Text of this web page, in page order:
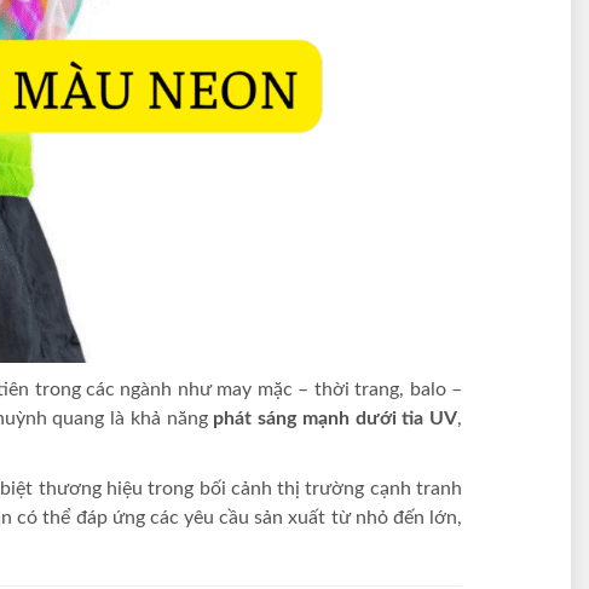
trong các ngành như may mặc – thời trang, balo –
quang là khả năng phát sáng mạnh dưới tia UV,
thương hiệu trong bối cảnh thị trường cạnh tranh
có thể đáp ứng các yêu cầu sản xuất từ nhỏ đến lớn,